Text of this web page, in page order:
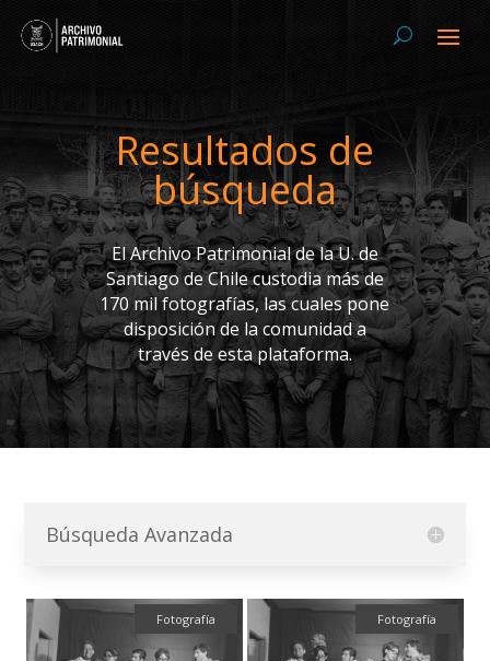
Resultados de
búsqueda
El Archivo Patrimonial de la U. de
Santiago de Chile custodia más de
170 mil fotografías, las cuales pone
disposición de la comunidad a
través de esta plataforma.
Búsqueda Avanzada
Fotografía Fotografía